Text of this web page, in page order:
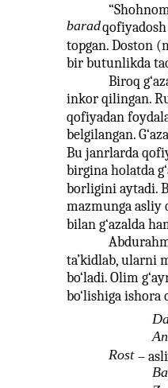
barad
topgan. Doston
bir butunlikda
Biroq
inkor qilingan.
qofiyadan
belgilangan.
Bu janrlarda
birgina holatda
borligini aytadi.
mazmunga asliy
bilan g‘azalda
ta’kidlab, ularni
bo‘ladi. Olim
bo‘lishiga ishora
Rost –